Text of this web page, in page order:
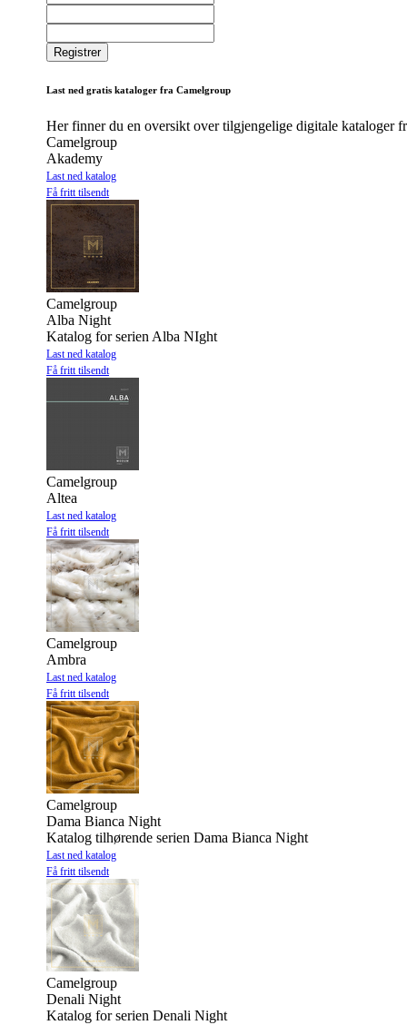
Last ned gratis kataloger fra Camelgroup
Her finner du en oversikt over tilgjengelige digitale kataloger
Camelgroup
Akademy
Last ned katalog
Få fritt tilsendt
Camelgroup
Alba Night
Katalog for serien Alba NIght
Last ned katalog
Få fritt tilsendt
Camelgroup
Altea
Last ned katalog
Få fritt tilsendt
Camelgroup
Ambra
Last ned katalog
Få fritt tilsendt
Camelgroup
Dama Bianca Night
Katalog tilhørende serien Dama Bianca Night
Last ned katalog
Få fritt tilsendt
Camelgroup
Denali Night
Katalog for serien Denali Night